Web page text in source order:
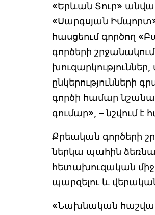
«Երևան Տուր»
«Սարգսյան
հասցեում գործող
գործերի
ընկերությունների
գործի համար
գումար», – նշվում է
Քրեական գործերի
ներկա պահին
հետախուզական
պարզելու և
«Նախնական